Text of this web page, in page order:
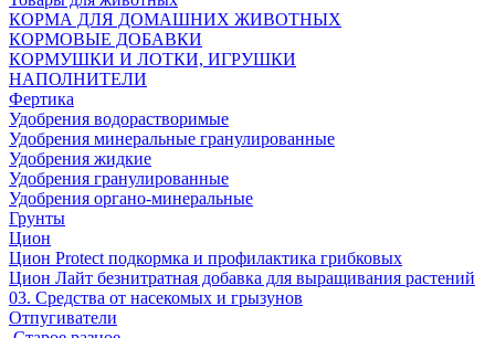
КОРМА ДЛЯ ДОМАШНИХ ЖИВОТНЫХ
КОРМОВЫЕ ДОБАВКИ
КОРМУШКИ И ЛОТКИ, ИГРУШКИ
НАПОЛНИТЕЛИ
Фертика
Удобрения водорастворимые
Удобрения минеральные гранулированные
Удобрения жидкие
Удобрения гранулированные
Удобрения органо-минеральные
Грунты
Цион
Цион Protect подкормка и профилактика грибковых
Цион Лайт безнитратная добавка для выращивания растений
03. Средства от насекомых и грызунов
Отпугиватели